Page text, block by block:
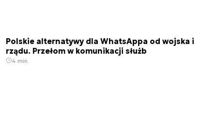
Polskie alternatywy dla WhatsAppa od wojska i
rządu. Przełom w komunikacji służb
4 min.